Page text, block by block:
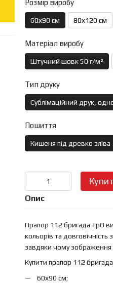
Розмір виробу
60х90 см 80х120 см
Матеріал виробу
Штучний шовк 50 г/м²
Тип друку
Сублімаційний друк,
Пошиття
Кишеня під древко зліва
Опис
Прапор 112 бригада ТрО
кольорів та
завдяки чому зображення
Купити прапор 112
60х90 см;